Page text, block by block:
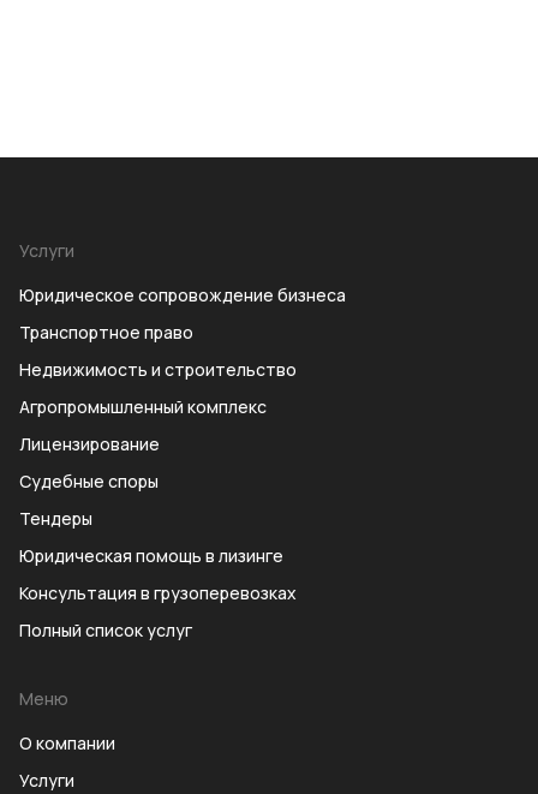
Услуги
Юридическое сопровождение бизнеса
Транспортное право
Недвижимость и строительство
Агропромышленный комплекс
Лицензирование
Судебные споры
Тендеры
Юридическая помощь в лизинге
Консультация в грузоперевозках
Полный список услуг
Меню
О компании
Услуги